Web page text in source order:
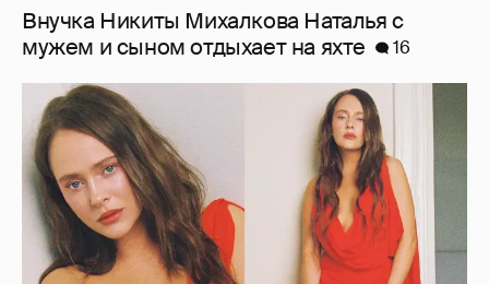
"Лолита". Аглая Тарасова снялась в мини-
платье с декольте и чулках
42